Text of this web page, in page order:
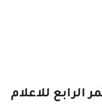
الرابع للاعلام